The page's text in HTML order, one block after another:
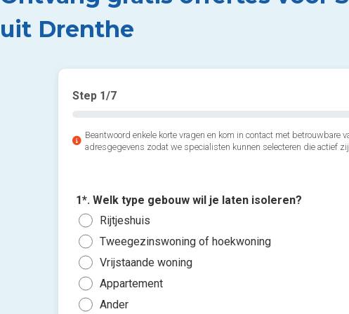
uit Drenthe
Step 1/7
Beantwoord enkele korte vragen en kom in contact met betrouwbare
adresgegevens zodat we specialisten kunnen selecteren die actief
1*. Welk type gebouw wil je laten isoleren?
Rijtjeshuis
Tweegezinswoning of hoekwoning
Vrijstaande woning
Appartement
Ander